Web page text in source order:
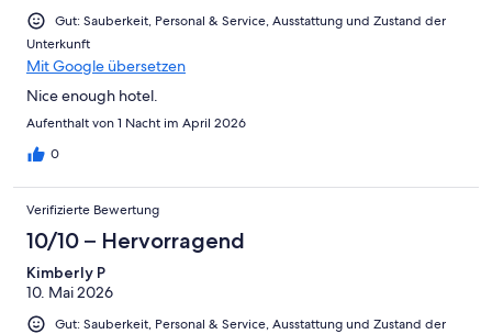
Gut: Sauberkeit, Personal & Service, Ausstattung und Zustand der
Unterkunft
Mit Google übersetzen
Nice enough hotel.
Aufenthalt von 1 Nacht im April 2026
0
Verifizierte Bewertung
10/10 – Hervorragend
Kimberly P
10. Mai 2026
Gut: Sauberkeit, Personal & Service, Ausstattung und Zustand der